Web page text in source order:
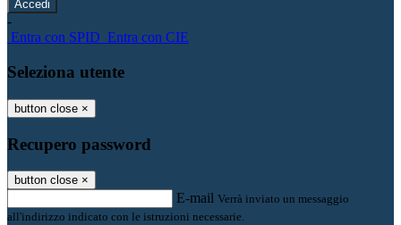
-
Entra con SPID Entra con CIE
Seleziona utente
button close ×
Recupero password
button close ×
E-mail Verrà inviato un messaggio
all'indirizzo indicato con le istruzioni necessarie.